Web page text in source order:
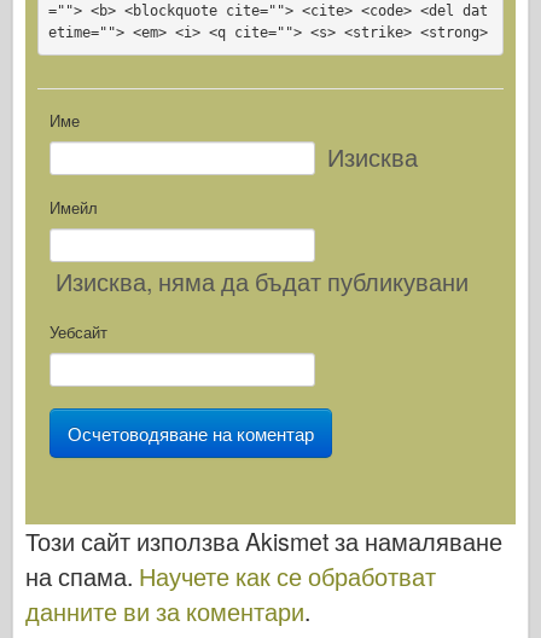
=""> <b> <blockquote cite=""> <cite> <code> <del dat
etime=""> <em> <i> <q cite=""> <s> <strike> <strong>
Име
Изисква
Имейл
Изисква, няма да бъдат публикувани
Уебсайт
Този сайт използва Akismet за намаляване
на спама. Научете как се обработват
данните ви за коментари.